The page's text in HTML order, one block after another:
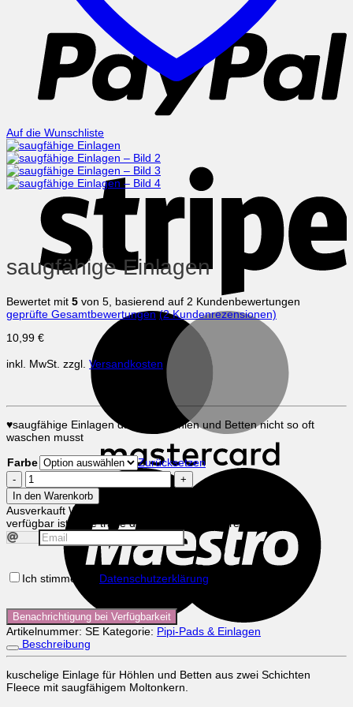
Auf die Wunschliste
saugfähige Einlagen
Bewertet mit 5 von 5, basierend auf 2 Kundenbewertungen
geprüfte Gesamtbewertungen (2Kundenrezensionen)
10,99 €
inkl. MwSt. zzgl. Versandkosten
♥saugfähige Einlagen damit du Höhlen und Betten nicht so oft
waschen musst
Farbe
Zurücksetzen
saugfähige
Einlagen
Menge
In den Warenkorb
Ausverkauft Wir informieren Dich wenn das Produkt wieder
verfügbar ist. Bitte trage dafür deine Emailadresse ein.
Ich stimme der Datenschutzerklärung
Benachrichtigung bei Verfügbarkeit
Artikelnummer: SE Kategorie: Pipi-Pads & Einlagen
Beschreibung
kuschelige Einlage für Höhlen und Betten aus zwei Schichten
Fleece mit saugfähigem Moltonkern.